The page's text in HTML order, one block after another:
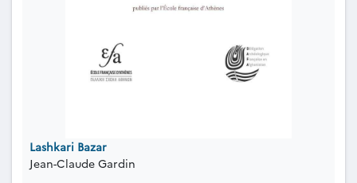
Lashkari Bazar
Jean-Claude Gardin